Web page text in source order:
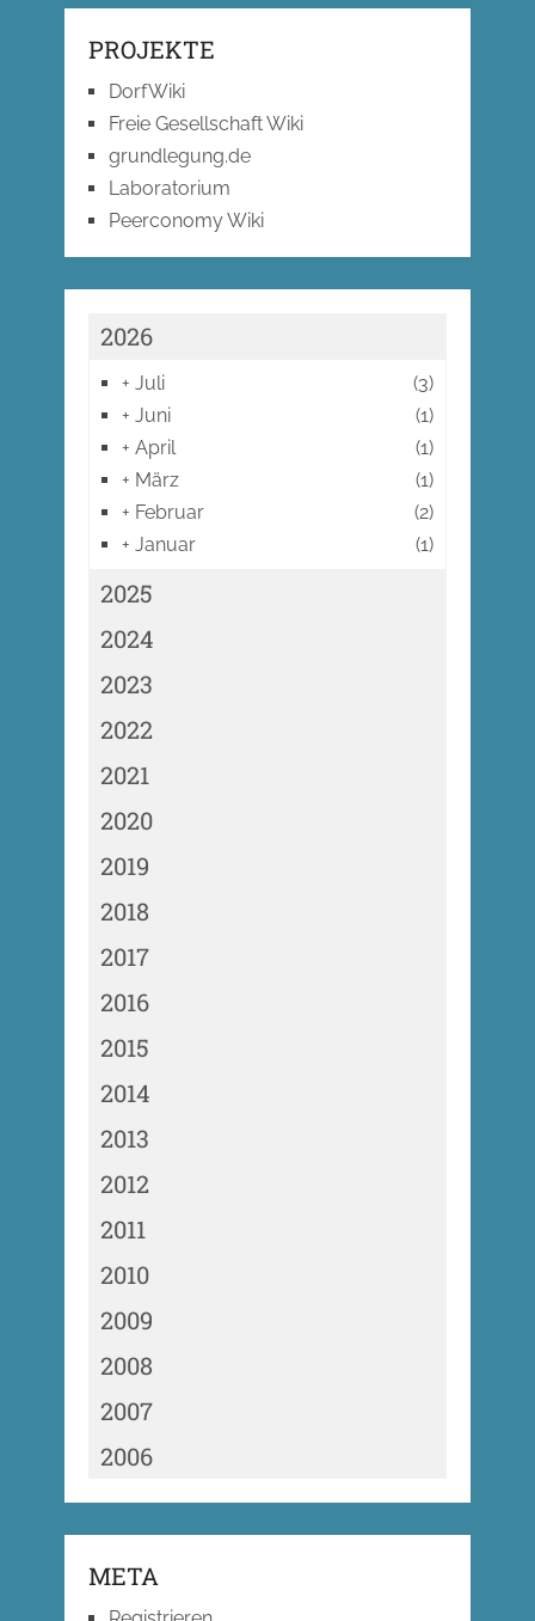
PROJEKTE
DorfWiki
Freie Gesellschaft Wiki
grundlegung.de
Laboratorium
Peerconomy Wiki
2026
+ Juli
(3)
+ Juni
(1)
+ April
(1)
+ März
(1)
+ Februar
(2)
+ Januar (1)
2025
2024
2023
2022
2021
2020
2019
2018
2017
2016
2015
2014
2013
2012
2011
2010
2009
2008
2007
2006
META